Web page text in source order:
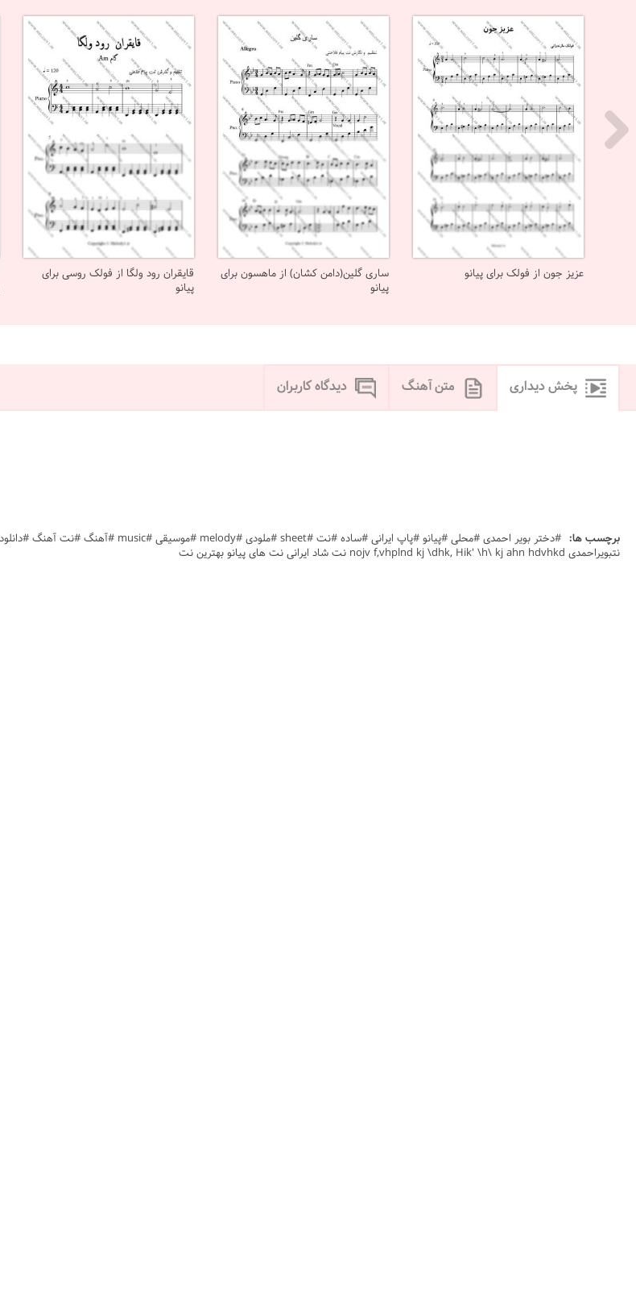
عزیز جون از فولک برای پیانو
ساری گلین(دامن کشان) از ماهسون برای
پیانو
قایقران رود ولگا از فولک روسی برای
پیانو
پخش دیداری متن آهنگ دیدگاه کاربران
برچسب ها:
نتبویراحمدی nojv f,vhplnd kj \dhk, Hik' \h\ kj ahn hdvhkd نت شاد ایرانی نت های پیانو بهترین نت